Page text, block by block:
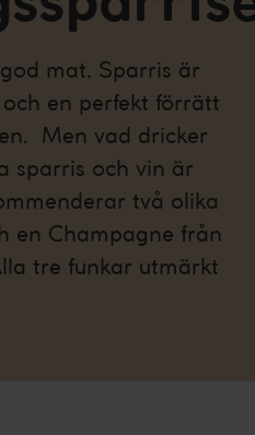
mat. Sparris är
en perfekt förrätt
Men vad dricker
sparris och vin är
två olika
en Champagne från
tre funkar utmärkt